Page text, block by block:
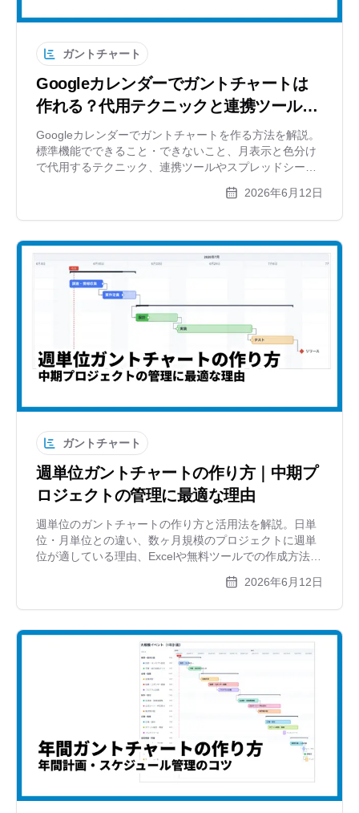
ガントチャート
Googleカレンダーでガントチャートは
作れる？代用テクニックと連携ツールを
解説
Googleカレンダーでガントチャートを作る方法を解説。
標準機能でできること・できないこと、月表示と色分け
で代用するテクニック、連携ツールやスプレッドシー
2026年6月12日
ガントチャート
週単位ガントチャートの作り方｜中期プ
ロジェクトの管理に最適な理由
週単位のガントチャートの作り方と活用法を解説。日単
位・月単位との違い、数ヶ月規模のプロジェクトに週単
位が適している理由、Excelや無料ツールでの作成方法を
2026年6月12日